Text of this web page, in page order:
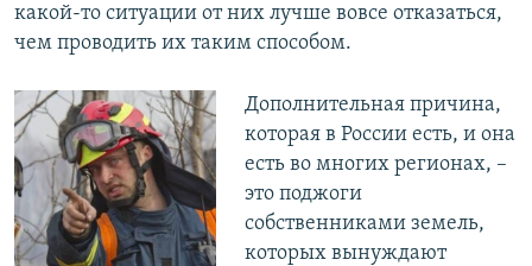
какой-то ситуации от них лучше вовсе отказаться,
чем проводить их таким способом.
Дополнительная причина,
которая в России есть, и она
есть во многих регионах, –
это поджоги
собственниками земель,
которых вынуждают